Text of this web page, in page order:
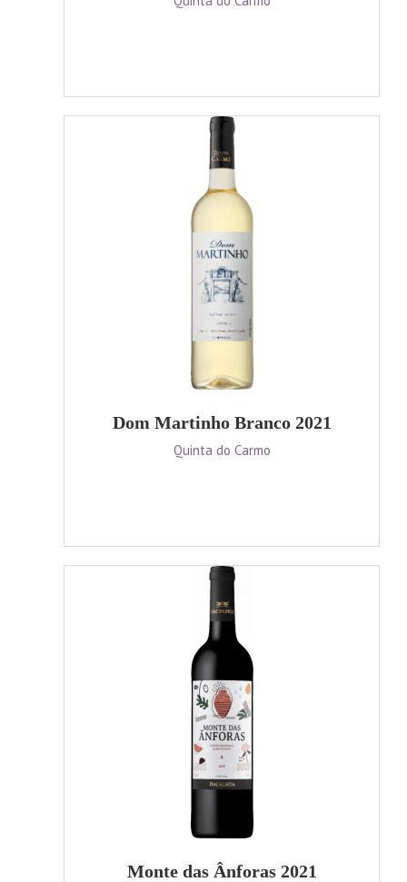
Dom Martinho Branco 2021
Quinta do Carmo
Monte das Ânforas 2021